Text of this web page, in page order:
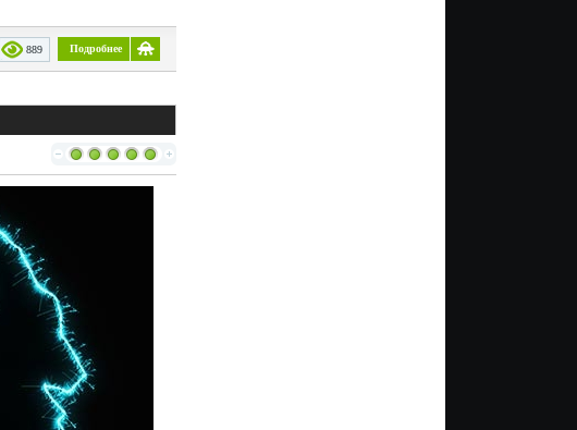
Подробнее
889